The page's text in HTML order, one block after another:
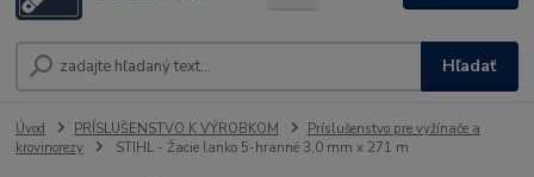
Hľadať
Úvod PRÍSLUŠENSTVO K VÝROBKOM
Príslušenstvo pre vyžínače a
krovinorezy
STIHL - Žacie lanko 5-hranné 3,0 mm x 271 m